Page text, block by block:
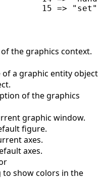
the graphics context.
a graphic entity object
of the graphics
graphic window.
figure.
axes.
axes.
show colors in the